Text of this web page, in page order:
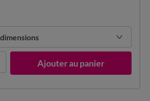
Ajouter au panier